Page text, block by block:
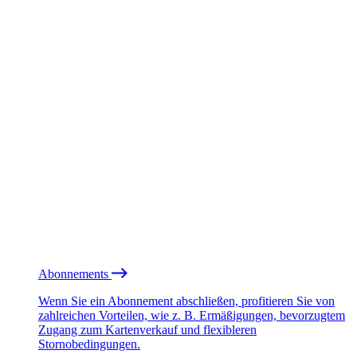
Abonnements
Wenn Sie ein Abonnement abschließen, profitieren Sie von
zahlreichen Vorteilen, wie z. B. Ermäßigungen, bevorzugtem
Zugang zum Kartenverkauf und flexibleren
Stornobedingungen.